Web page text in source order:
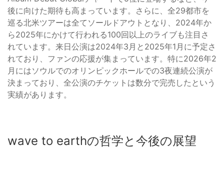
後に向けた期待も高まっています。さらに、全29都市を
巡る北米ツアーは全てソールドアウトとなり、2024年か
ら2025年にかけて行われる100回以上のライブも注目さ
れています。来日公演は2024年3月と2025年1月に予定さ
れており、ファンの応援が集まっています。特に2026年2
月にはソウルでのオリンピックホールでの3夜連続公演が
決まっており、全公演のチケットは数分で完売したという
実績があります。
wave to earthの哲学と今後の展望